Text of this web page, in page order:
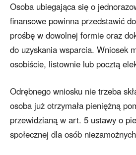
Osoba ubiegająca się o
finansowe powinna przedstawić
prośbę w dowolnej formie oraz
do uzyskania wsparcia. Wniosek
osobiście, listownie lub pocztą
Odrębnego wniosku nie trzeba
osoba już otrzymała pieniężną
przewidzianą w art. 5 ustawy o
społecznej dla osób